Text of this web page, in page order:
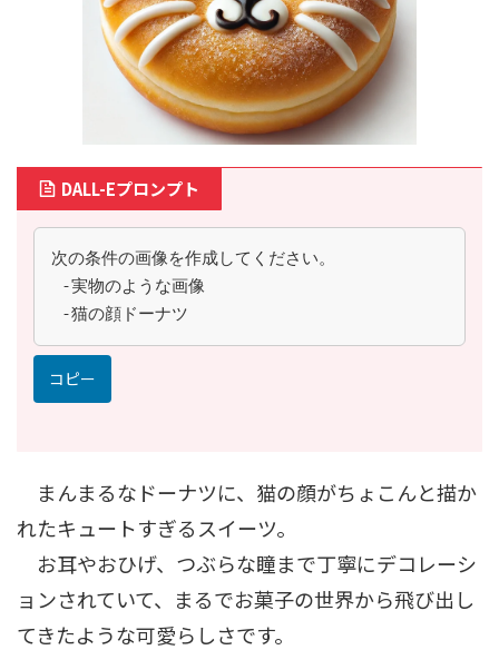
DALL-Eプロンプト
次の条件の画像を作成してください。
-実物のような画像
-猫の顔ドーナツ
コピー
まんまるなドーナツに、猫の顔がちょこんと描か
れたキュートすぎるスイーツ。
お耳やおひげ、つぶらな瞳まで丁寧にデコレーシ
ョンされていて、まるでお菓子の世界から飛び出し
てきたような可愛らしさです。